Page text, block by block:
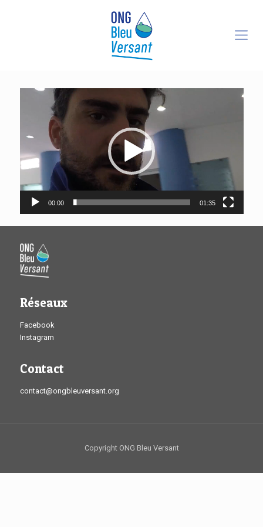
Lecteur
00:00 01:35
Réseaux
Facebook
Instagram
Contact
contact@ongbleuversant.org
Copyright ONG Bleu Versant